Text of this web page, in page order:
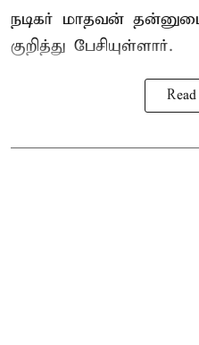
நடிகர் மாதவன்
குறித்து பேசியுள்ளார்.